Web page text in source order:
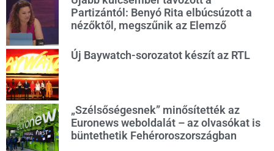
Partizántól: Benyó Rita elbúcsúzott a
nézőktől, megszűnik az Elemző
Új Baywatch-sorozatot készít az RTL
„Szélsőségesnek” minősítették az
Euronews weboldalát – az olvasókat is
büntethetik Fehéroroszországban